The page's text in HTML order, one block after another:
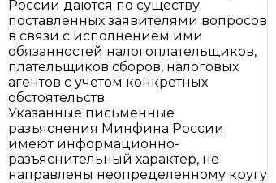
России даются по существу
поставленных заявителями вопросов
в связи с исполнением ими
обязанностей налогоплательщиков,
плательщиков сборов, налоговых
агентов с учетом конкретных
обстоятельств.
Указанные письменные
разъяснения Минфина России
имеют информационно-
разъяснительный характер, не
направлены неопределенному кругу